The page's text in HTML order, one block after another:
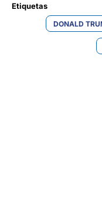
Etiquetas
DONALD